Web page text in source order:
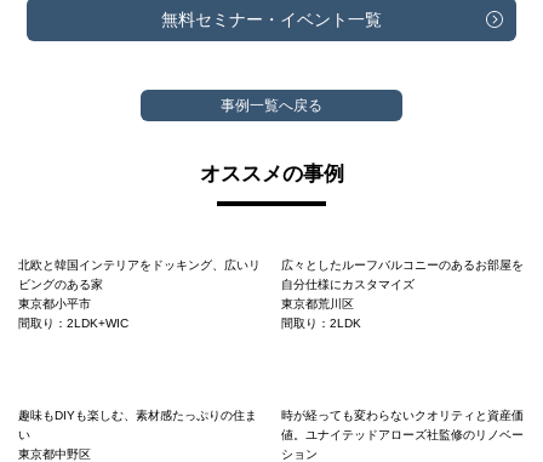
無料セミナー・ イベント一覧
事例一覧へ戻る
オススメの事例
北欧と韓国インテリアをドッキング、広いリ
ビングのある家
東京都小平市
間取り：2LDK+WIC
広々としたルーフバルコニーのあるお部屋を
自分仕様にカスタマイズ
東京都荒川区
間取り：2LDK
趣味もDIYも楽しむ、素材感たっぷりの住ま
い
東京都中野区
時が経っても変わらないクオリティと資産価
値。ユナイテッドアローズ社監修のリノベー
ション